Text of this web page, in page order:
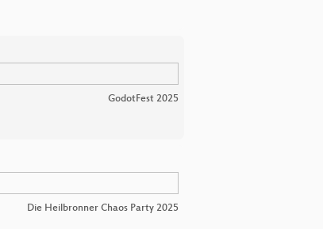
GodotFest 2025
Die Heilbronner Chaos Party 2025